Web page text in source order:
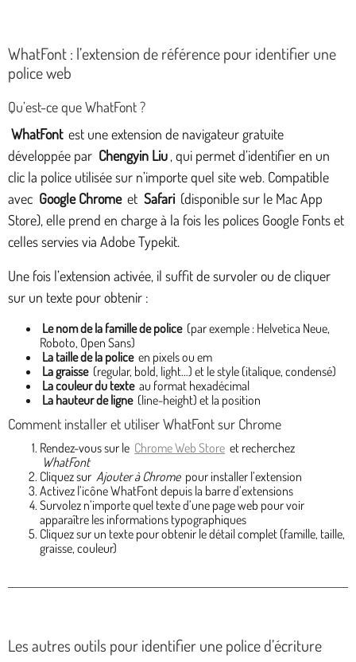
WhatFont : l’extension de référence pour identifier une
police web
Qu’est-ce que WhatFont ?
WhatFont est une extension de navigateur gratuite
développée par Chengyin Liu , qui permet d’identifier en un
clic la police utilisée sur n’importe quel site web. Compatible
avec Google Chrome et Safari (disponible sur le Mac App
Store), elle prend en charge à la fois les polices Google Fonts et
celles servies via Adobe Typekit.
Une fois l’extension activée, il suffit de survoler ou de cliquer
sur un texte pour obtenir :
Le nom de la famille de police (par exemple : Helvetica Neue,
Roboto, Open Sans)
La taille de la police en pixels ou em
La graisse (regular, bold, light…) et le style (italique, condensé)
La couleur du texte au format hexadécimal
La hauteur de ligne (line-height) et la position
Comment installer et utiliser WhatFont sur Chrome
Rendez-vous sur le Chrome Web Store et recherchez
WhatFont
Cliquez sur Ajouter à Chrome pour installer l’extension
Activez l’icône WhatFont depuis la barre d’extensions
Survolez n’importe quel texte d’une page web pour voir
apparaître les informations typographiques
Cliquez sur un texte pour obtenir le détail complet (famille, taille,
graisse, couleur)
Les autres outils pour identifier une police d’écriture